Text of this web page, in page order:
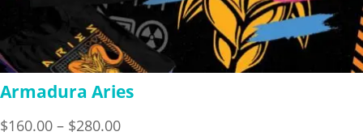
Armadura Aries
$160.00 – $280.00Price